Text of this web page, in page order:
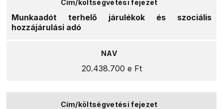
Munkaadót terhelő járulékok és szociális
hozzájárulási adó
20.438.700 e Ft